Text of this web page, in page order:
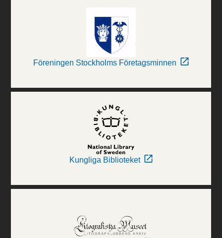
Föreningen Stockholms Företagsminnen
Kungliga Biblioteket